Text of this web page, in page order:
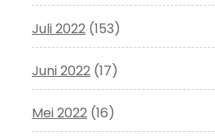
Juli 2022 (153)
Juni 2022 (17)
Mei 2022 (16)